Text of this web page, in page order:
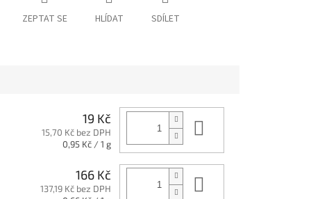
ZEPTAT SE HLÍDAT SDÍLET
19 Kč
15,70 Kč bez DPH
Měrná
0,95 Kč / 1 g
166 Kč
137,19 Kč bez DPH